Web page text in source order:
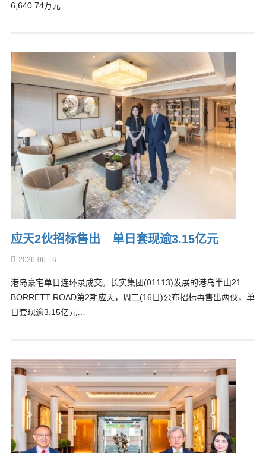
6,640.74万元…
应天2伙招标售出 单日套现逾3.15亿元
2026-06-16
港岛豪宅单日连环录成交。长实集团(01113)发展的港岛半山21
BORRETT ROAD第2期应天，周二(16日)公布招标再售出两伙，单
日套现逾3.15亿元…